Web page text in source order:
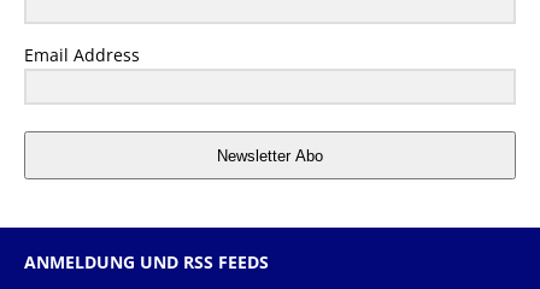
Email Address
Newsletter Abo
ANMELDUNG UND RSS FEEDS